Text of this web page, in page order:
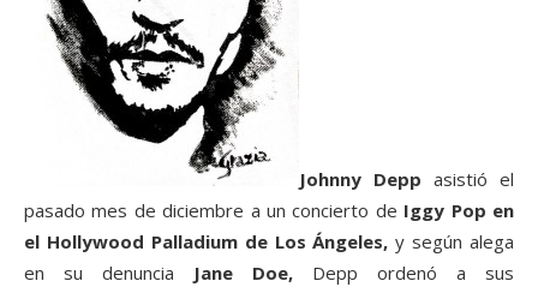
Johnny Depp asistió el
pasado mes de diciembre a un concierto de Iggy Pop en
el Hollywood Palladium de Los Ángeles, y según alega
en su denuncia
Jane Doe,
Depp ordenó a sus